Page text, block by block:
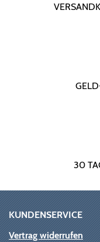
30
KUNDENSERVICE
Vertrag widerrufen